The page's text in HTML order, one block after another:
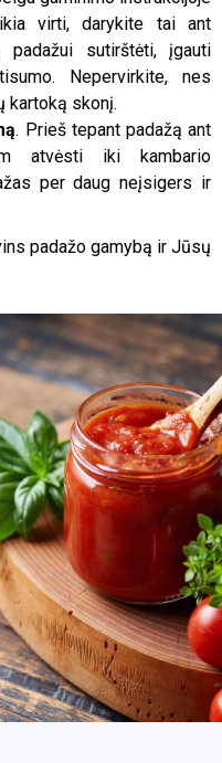
virti, darykite tai ant
padažui sutirštėti, įgauti
Nepervirkite, nes
kartoką skonį.
. Prieš tepant padažą ant
atvėsti iki kambario
per daug neįsigers ir
padažo gamybą ir Jūsų